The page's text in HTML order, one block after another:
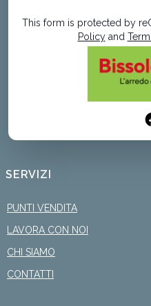
SERVIZI
PUNTI VENDITA
LAVORA CON NOI
CHI SIAMO
CONTATTI
This form is protected by
Policyand